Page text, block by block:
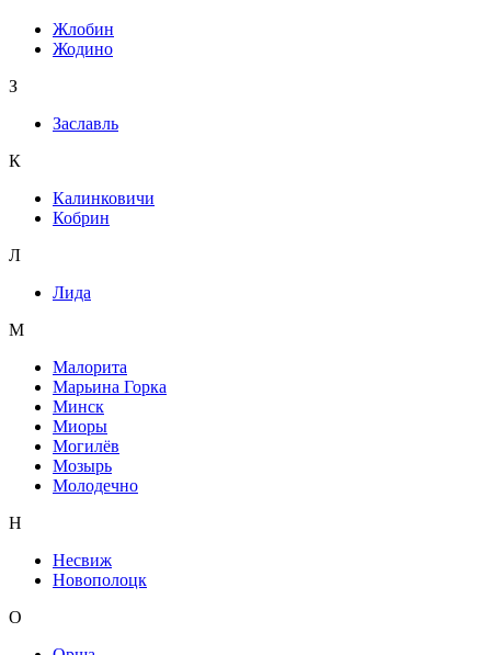
Жлобин
Жодино
З
Заславль
К
Калинковичи
Кобрин
Л
Лида
М
Малорита
Марьина Горка
Минск
Миоры
Могилёв
Мозырь
Молодечно
Н
Несвиж
Новополоцк
О